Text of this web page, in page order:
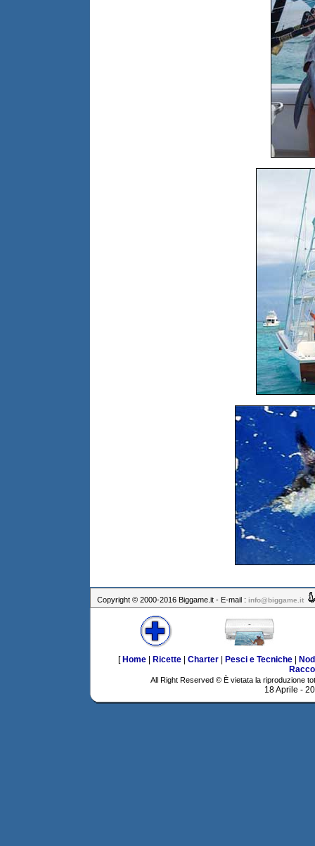
Copyright © 2000-2016 Biggame.it - E-mail : info@biggame.it
[ Home| Ricette| Charter| Pesci e Tecniche|
All Right Reserved © È vietata la riproduzione
18 Aprile -